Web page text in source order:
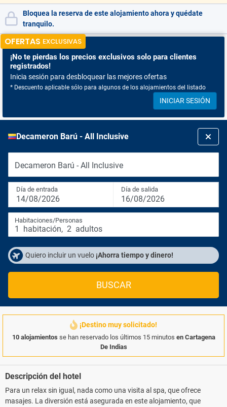
Bloquea la reserva de este alojamiento ahora y quédate
tranquilo.
OFERTAS EXCLUSIVAS
¡No te pierdas los precios exclusivos solo para clientes
registrados!
Inicia sesión para desbloquear las mejores ofertas
* Descuento aplicable sólo para algunos de los alojamientos del listado
INICIAR SESIÓN
Decameron Barú - All Inclusive
Decameron Barú - All Inclusive
Día de entrada
14/08/2026
Día de salida
16/08/2026
Habitaciones/Personas
1 habitación, 2 adultos
Quiero incluir un vuelo ¡Ahorra tiempo y dinero!
BUSCAR
¡Destino muy solicitado!
10 alojamientos se han reservado los últimos 15 minutos en Cartagena
De Indias
Descripción del hotel
Para un relax sin igual, nada como una visita al spa, que ofrece
masajes. La diversión está asegurada en este alojamiento, que